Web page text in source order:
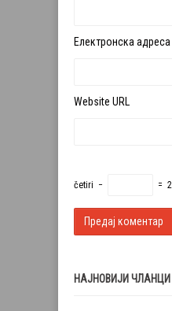
Електронска адреса
Website URL
četiri − = 2
НАЈНОВИЈИ ЧЛАНЦИ